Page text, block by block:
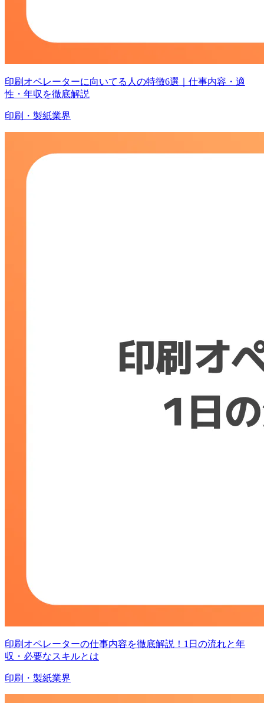
印刷オペレーターに向いてる人の特徴6選｜仕事内容・適
性・年収を徹底解説
印刷・製紙業界
印刷オペレーターの仕事内容を徹底解説！1日の流れと年
収・必要なスキルとは
印刷・製紙業界